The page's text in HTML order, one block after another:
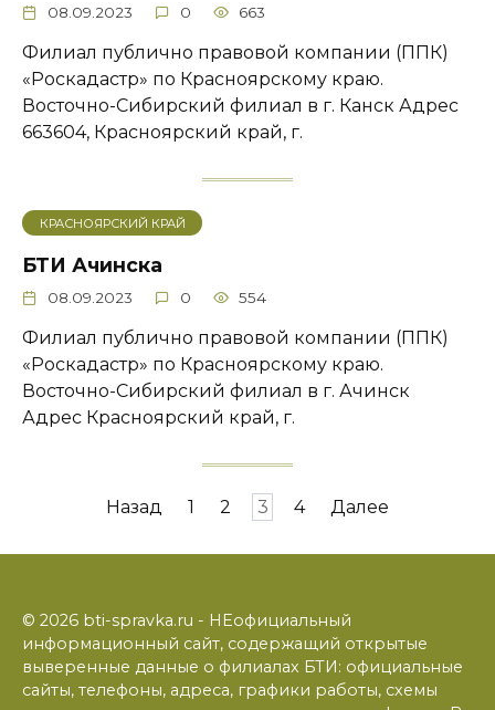
08.09.2023 0 663
Филиал публично правовой компании (ППК)
«Роскадастр» по Красноярскому краю.
Восточно-Сибирский филиал в г. Канск Адрес
663604, Красноярский край, г.
КРАСНОЯРСКИЙ КРАЙ
БТИ Ачинска
08.09.2023 0 554
Филиал публично правовой компании (ППК)
«Роскадастр» по Красноярскому краю.
Восточно-Сибирский филиал в г. Ачинск
Адрес Красноярский край, г.
ПагинацияНазад 1 2 3 4 Далее
© 2026 bti-spravka.ru - НЕофициальный
информационный сайт, содержащий открытые
выверенные данные о филиалах БТИ: официальные
сайты, телефоны, адреса, графики работы, схемы